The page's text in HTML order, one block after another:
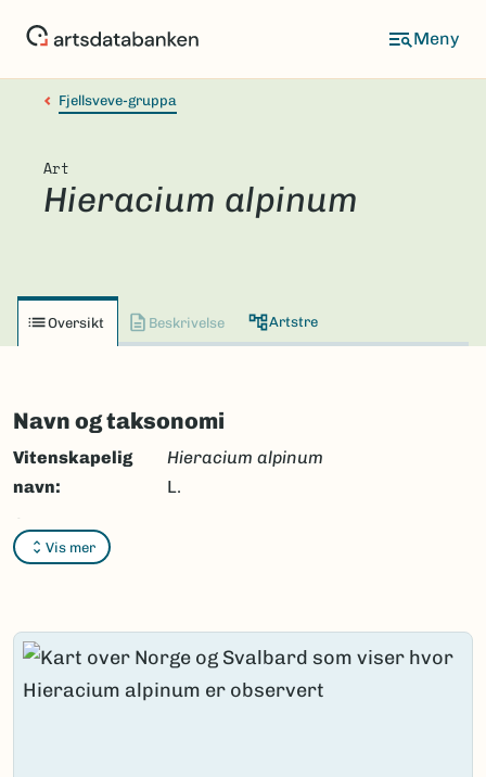
Fjellsveve-gruppa
Art
Hieracium alpinum
Oversikt Beskrivelse Artstre
Navn og taksonomi
Vis mer
Vitenskapelig
navn:
Hieracium alpinum
L.
Synonymer:
Bokmål:Ingen
Nordsamisk/Davvisámegiella:Ingen